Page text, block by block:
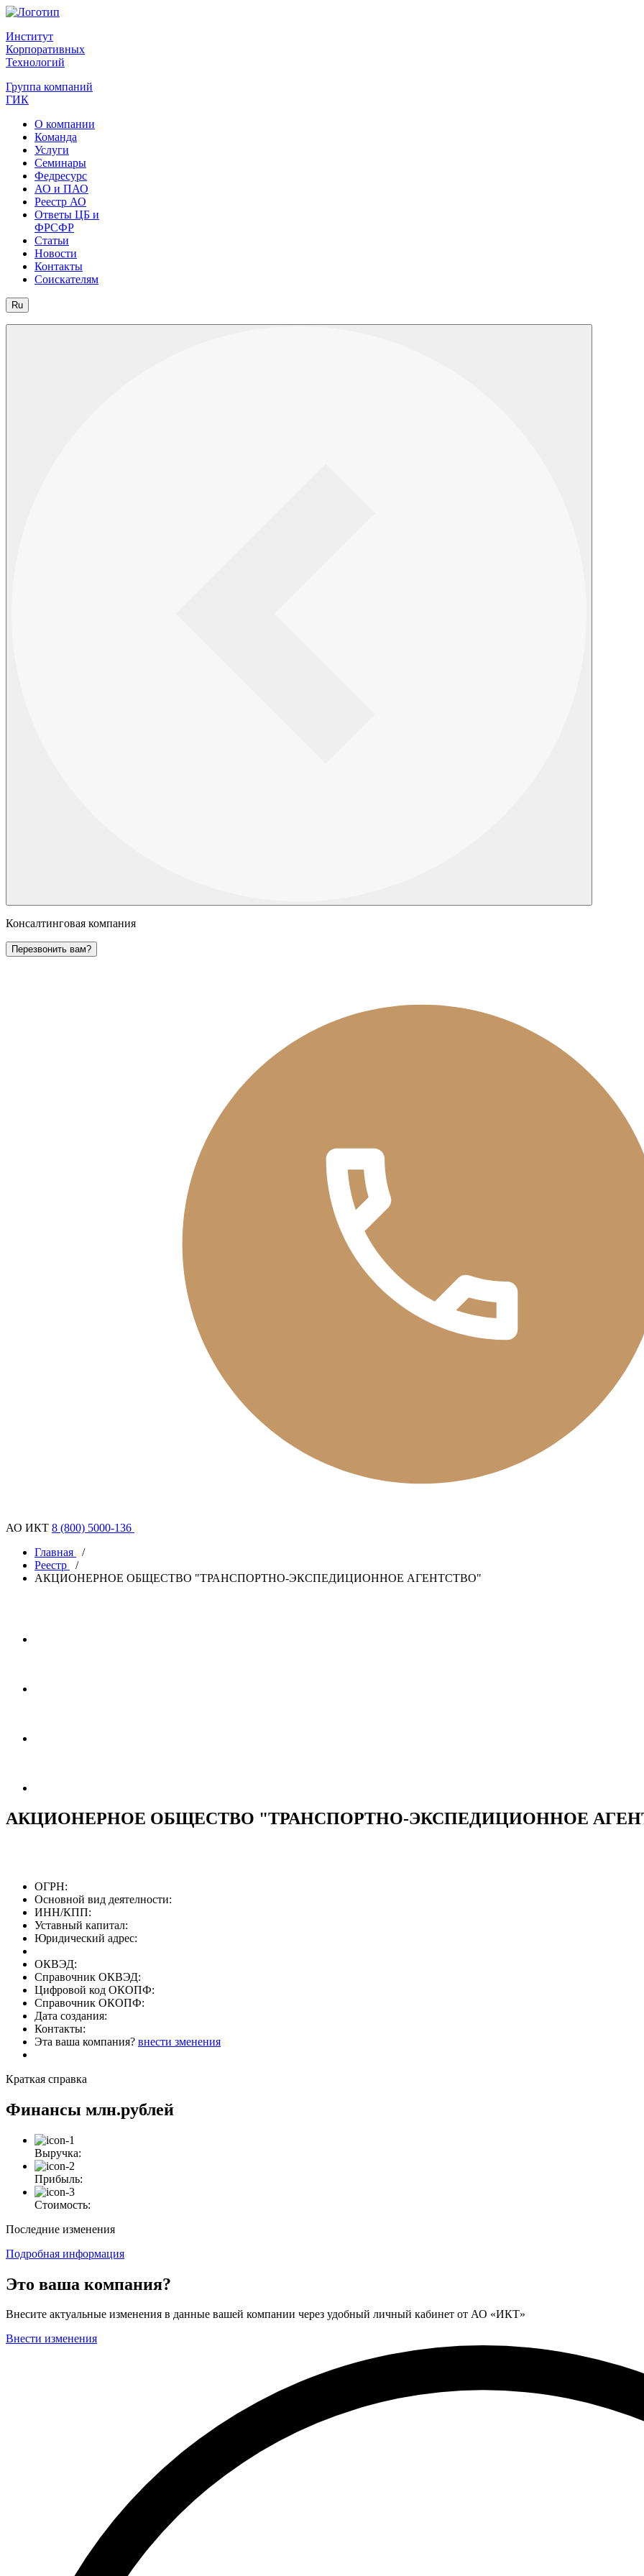
Институт
Корпоративных
Технологий
Группа компаний
ГИК
О компании
Команда
Услуги
Семинары
Федресурс
АО и ПАО
Реестр АО
Ответы ЦБ и
ФРСФР
Статьи
Новости
Контакты
Соискателям
Ru
Консалтинговая компания
Перезвонить вам?
АО ИКТ 8 (800) 5000-136
Главная
/
Реестр
/
АКЦИОНЕРНОЕ ОБЩЕСТВО "ТРАНСПОРТНО-ЭКСПЕДИЦИОННОЕ АГЕНТСТВО"
АКЦИОНЕРНОЕ ОБЩЕСТВО "ТРАНСПОРТНО-ЭКСПЕДИЦИОННОЕ
ОГРН:
Основной вид деятелности:
ИНН/КПП:
Уставный капитал:
Юридический адрес:
ОКВЭД:
Справочник ОКВЭД:
Цифровой код ОКОПФ:
Справочник ОКОПФ:
Дата создания:
Контакты:
Эта ваша компания? внести зменения
Краткая справка
Финансы млн.рублей
Выручка:
Прибыль:
Стоимость:
Последние изменения
Подробная информация
Это ваша компания?
Внесите актуальные изменения в данные вашей компании через удобный личный кабинет от АО «ИКТ»
Внести изменения